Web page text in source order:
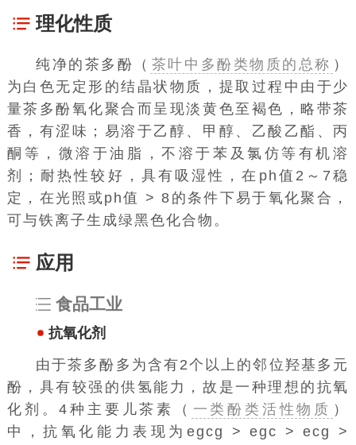
理化性质
纯净的茶多酚（ 茶叶中多酚类物质的总称 ）
为白色无定形的结晶状物质，提取过程中由于少
量茶多酚氧化聚合而呈现淡黄色至褐色，略带茶
香，有涩味；易溶于乙醇、甲醇、乙酸乙酯、丙
酮等，微溶于油脂，不溶于苯及氯仿等有机溶
剂；耐热性较好，具有吸湿性，在ph值2～7稳
定，在光照或ph值 > 8的条件下易于氧化聚合，
可与铁离子生成绿黑色化合物。
应用
食品工业
抗氧化剂
由于茶多酚多为含有2个以上的邻位羟基多元
酚，具有较强的供氢能力，故是一种理想的 抗氧
化剂 。4种主要儿茶素（ 一类酚类活性物质 ）
中，抗氧化能力表现为egcg > egc > ecg >